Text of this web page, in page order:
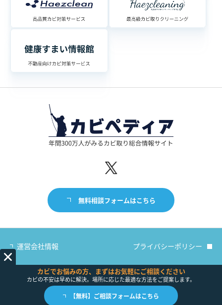
無料相談フォームはこちら
運営会社情報 プライバシーポリシー
カビでお悩みの方、まずはお気軽にご相談ください
カビの不安は早めに解決。場所に応じた最適な方法をご提案します。
【無料】ご相談フォームはこちら